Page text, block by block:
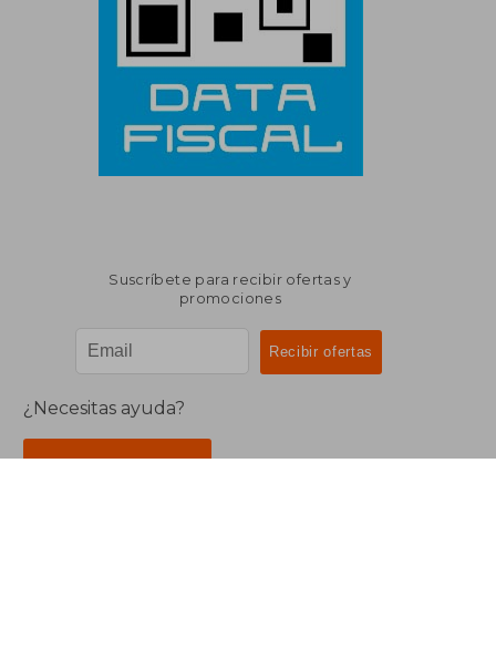
Suscríbete para recibir ofertas y
promociones
¿Necesitas ayuda?